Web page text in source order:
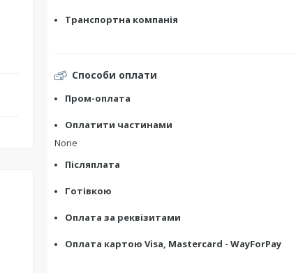
Транспортна компанія
Способи оплати
Пром-оплата
Оплатити частинами
None
Післяплата
Готівкою
Оплата за реквізитами
Оплата картою Visa, Mastercard - WayForPay